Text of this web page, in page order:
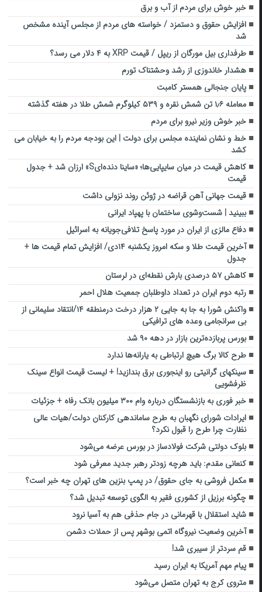
خبر خوش برای مردم از آب و برق
افزایش حقوق و دستمزد / خواسته های مردم از مجلس آینده مشخص
شد
طرفداری بیل مورگان از ریپل / قیمت XRP به ۴ دلار می رسد؟
هشدار خاندوزی از رشد وحشتناک تورم
پایان جنجالی همستر کامبت
معامله ۱٫۶ تن شمش نقره و ۵۳۹ کیلوگرم شمش طلا در هفته گذشته
خبر خوش وزیر نیرو برای مردم
خط و نشان نماینده مجلس برای دولت | این بودجه مردم را به خیابان می
کشد
کاهش قیمت در میان سایپایی‌ها؛ «ساینا دنده‌ایS» ارزان شد + جدول
قیمت
قیمت جهانی آهن‌ قراضه در ژوئن روند نزولی داشت
ببینید | شست‌وشوی ساختمان با پهپاد ایرانی
دفاع مالزی از ایران در مورد پاسخ تلافی‌جویانه به اسرائیل
آخرین قیمت طلا و سکه امروز یکشنبه ۱۴دی/ افزایش تمام قیمت ها +
جدول
کاهش ۵۷ درصدی بارش نقطه‌ای در لرستان‌
رتبه دوم ایران در تعداد داوطلبان جمعیت هلال احمر‌
واکنش شورا به جا به جایی ۲ هزار درخت درمنطقه ۱۴/انتقاد سلیمانی از
بی سرانجامی وعده های ترافیکی
بورس پربازده‌ترین بازار در دهه ۹۰ شد
طرح کالا برگ هیچ ارتباطی به یارانه‌ها ندارد
سینک‎های گرانیتی رو اینجوری برق بندازید! + لیست قیمت انواع سینک
ظرفشویی
خبر فوری به بازنشستگان درباره وام ۳۰۰ میلیون بانک رفاه + جزئیات
ایرادات شورای نگهبان به طرح ساماندهی کارکنان دولت/هیات عالی
نظارت چرا طرح را قبول نکرد؟
بلوک دولتی شرکت فولادساز در بورس عرضه می‌شود
کنعانی مقدم: باید هرچه زودتر رهبر جدید معرفی شود
مکمل فروشی به جای حقوق/ در پمپ بنزین های تهران چه خبر است؟
چگونه برزیل از کشوری فقیر به الگوی توسعه تبدیل شد؟
شاید استقلال با قهرمانی در جام حذفی هم به آسیا نرود
آخرین وضعیت نیروگاه اتمی بوشهر پس از حملات دشمن
قم سردتر از سیبری شد!
پیام مهم آمریکا به ایران رسید
متروی کرج به تهران متصل می‌شود